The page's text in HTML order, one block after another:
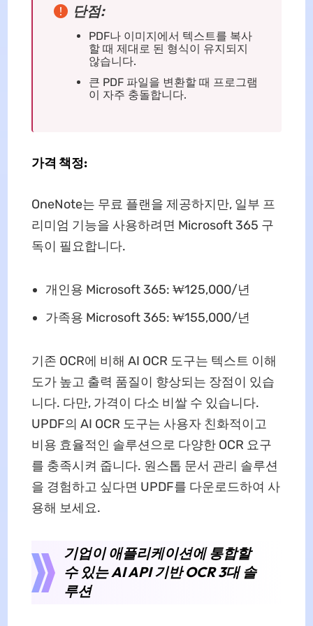
단점:
PDF나 이미지에서 텍스트를 복사
할 때 제대로 된 형식이 유지되지
않습니다.
큰 PDF 파일을 변환할 때 프로그램
이 자주 충돌합니다.
가격 책정:
OneNote는 무료 플랜을 제공하지만, 일부 프
리미엄 기능을 사용하려면 Microsoft 365 구
독이 필요합니다.
개인용 Microsoft 365: ₩125,000/년
가족용 Microsoft 365: ₩155,000/년
기존 OCR에 비해 AI OCR 도구는 텍스트 이해
도가 높고 출력 품질이 향상되는 장점이 있습
니다. 다만, 가격이 다소 비쌀 수 있습니다.
UPDF의 AI OCR 도구는 사용자 친화적이고
비용 효율적인 솔루션으로 다양한 OCR 요구
를 충족시켜 줍니다. 원스톱 문서 관리 솔루션
을 경험하고 싶다면 UPDF를 다운로드하여 사
용해 보세요.
기업이 애플리케이션에 통합할
수 있는 AI API 기반 OCR 3대 솔
루션